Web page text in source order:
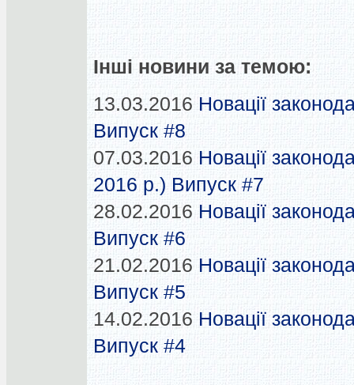
Інші новини за темою:
13.03.2016 Новації
Випуск #8
07.03.2016 Новації
2016 р.) Випуск #7
28.02.2016 Новації
Випуск #6
21.02.2016 Новації
Випуск #5
14.02.2016 Новації
Випуск #4